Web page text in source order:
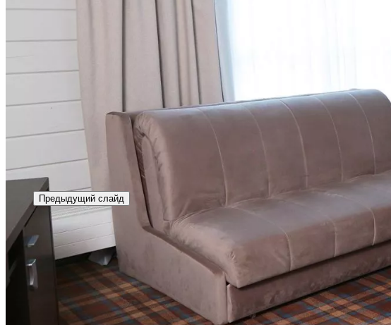
Предыдущий слайд